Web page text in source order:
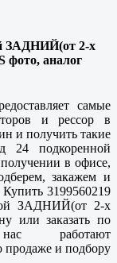
ЗАДНИЙ(от 2-х
фото, аналог
самые
и рессор в
и получить такие
24 подкоренной
в офисе,
закажем и
3199560219
ЗАДНИЙ(от 2-х
или заказать по
работают
и подбору